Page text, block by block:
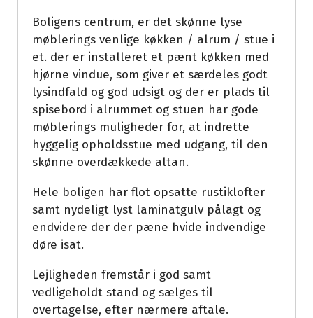
Boligens centrum, er det skønne lyse
møblerings venlige køkken / alrum / stue i
et. der er installeret et pænt køkken med
hjørne vindue, som giver et særdeles godt
lysindfald og god udsigt og der er plads til
spisebord i alrummet og stuen har gode
møblerings muligheder for, at indrette
hyggelig opholdsstue med udgang, til den
skønne overdækkede altan.
Hele boligen har flot opsatte rustiklofter
samt nydeligt lyst laminatgulv pålagt og
endvidere der der pæne hvide indvendige
døre isat.
Lejligheden fremstår i god samt
vedligeholdt stand og sælges til
overtagelse, efter nærmere aftale.